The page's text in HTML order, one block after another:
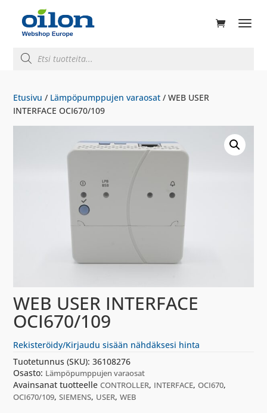
search
Etusivu / Lämpöpumppujen varaosat / WEB USER
INTERFACE OCI670/109
WEB USER INTERFACE
OCI670/109
Rekisteröidy/Kirjaudu sisään nähdäksesi hinta
Tuotetunnus (SKU):36108276
Osasto: Lämpöpumppujen varaosat
Avainsanat tuotteelleCONTROLLER, INTERFACE,OCI670,
OCI670/109,SIEMENS, USER,WEB